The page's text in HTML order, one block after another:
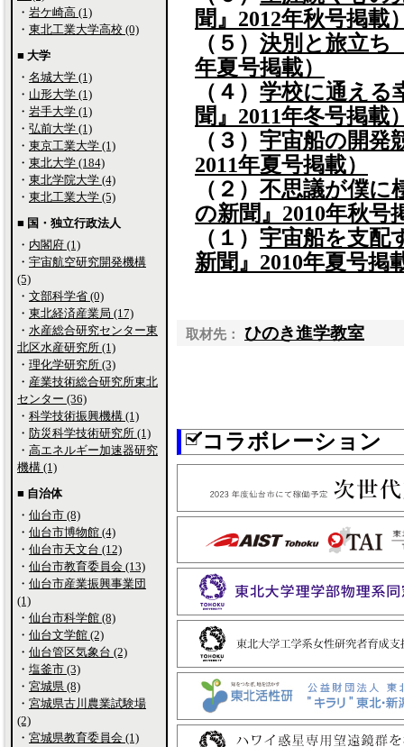
聞』2012年秋号掲載
（５） 決別と旅立ち
年夏号掲載）
（４） 学校に通える
聞』2011年冬号掲載
（３） 宇宙船の開発
2011年夏号掲載）
（２） 不思議が僕に
の新聞』2010年秋号
（１） 宇宙船を支配
新聞』2010年夏号掲
取材先： ひのき進学教室
コラボレーション
・ 岩ケ崎高 (1)
・ 東北工業大学高校 (0)
■ 大学
・ 名城大学 (1)
・ 山形大学 (1)
・ 岩手大学 (1)
・ 弘前大学 (1)
・ 東京工業大学 (1)
・ 東北大学 (184)
・ 東北学院大学 (4)
・ 東北工業大学 (5)
■ 国・独立行政法人
・ 内閣府 (1)
・ 宇宙航空研究開発機構
(5)
・ 文部科学省 (0)
・ 東北経済産業局 (17)
・ 水産総合研究センター東
北区水産研究所 (1)
・ 理化学研究所 (3)
・ 産業技術総合研究所東北
センター (36)
・ 科学技術振興機構 (1)
・ 防災科学技術研究所 (1)
・ 高エネルギー加速器研究
機構 (1)
■ 自治体
・ 仙台市 (8)
・ 仙台市博物館 (4)
・ 仙台市天文台 (12)
・ 仙台市教育委員会 (13)
・ 仙台市産業振興事業団
(1)
・ 仙台市科学館 (8)
・ 仙台文学館 (2)
・ 仙台管区気象台 (2)
・ 塩釜市 (3)
・ 宮城県 (8)
・ 宮城県古川農業試験場
(2)
・ 宮城県教育委員会 (1)